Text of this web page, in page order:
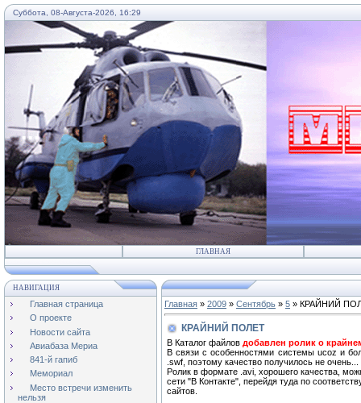
Суббота, 08-Августа-2026, 16:29
...
ГЛАВНАЯ
НАВИГАЦИЯ
Главная страница
О проекте
Новости сайта
Авиабаза Мериа
841-й гапиб
Мемориал
Место встречи изменить
нельзя
Главная » 2009 » Сентябрь » 5 » КРАЙНИЙ
КРАЙНИЙ ПОЛЕТ
В Каталог файлов добавлен ролик о
В связи с особенностями системы ucoz и
.swf, поэтому качество получилось не очень...
Ролик в формате .avi, хорошего качества,
сети "В Контакте", перейдя туда по
сайтов.